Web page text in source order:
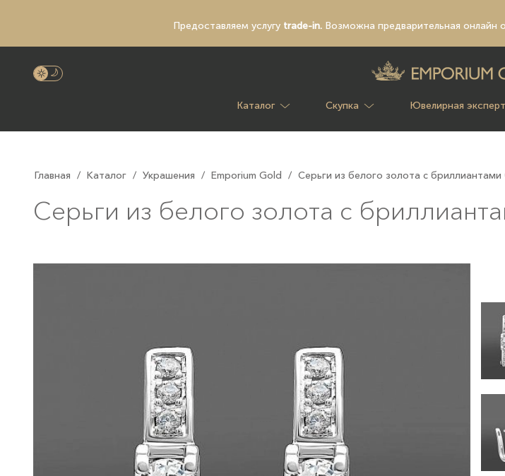
Предоставляем услугу trade-in.Возможна предварительная онлайн
Каталог Скупка Ювелирная
Главная / Каталог / Украшения / Emporium Gold / Серьги из белого золота с бриллиантами
Серьги из белого золота с